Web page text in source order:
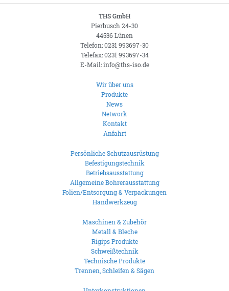
THS GmbH
Pierbusch 24-30
44536 Lünen
Telefon: 0231 993697-30
Telefax: 0231 993697-34
E-Mail: info@ths-iso.de
Wir über uns
Produkte
News
Network
Kontakt
Anfahrt
Persönliche Schutzausrüstung
Befestigungstechnik
Betriebsausstattung
Allgemeine Bohrerausstattung
Folien/Entsorgung & Verpackungen
Handwerkzeug
Maschinen & Zubehör
Metall & Bleche
Rigips Produkte
Schweißtechnik
Technische Produkte
Trennen, Schleifen & Sägen